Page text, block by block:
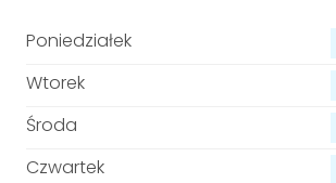
Poniedziałek
Wtorek
Środa
Czwartek